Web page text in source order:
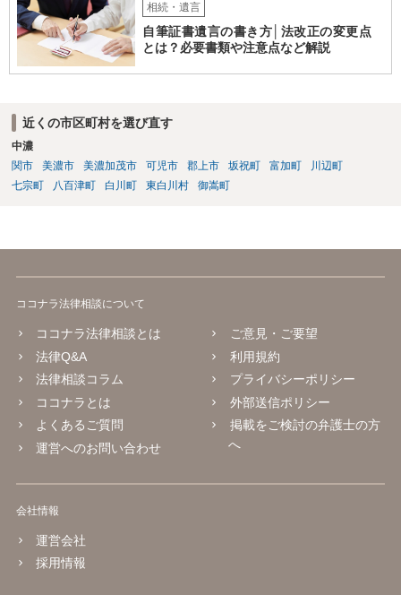
相続・遺言
自筆証書遺言の書き方│法改正の変更点
とは？必要書類や注意点など解説
近くの市区町村を選び直す
中濃
関市
美濃市 美濃加茂市 可児市 郡上市 坂祝町 富加町
川辺町
七宗町
八百津町 白川町 東白川村 御嵩町
ココナラ法律相談について
ココナラ法律相談とは
法律Q&A
法律相談コラム
ココナラとは
よくあるご質問
運営へのお問い合わせ
ご意見・ご要望
利用規約
プライバシーポリシー
外部送信ポリシー
掲載をご検討の弁護士の方
へ
会社情報
運営会社
採用情報